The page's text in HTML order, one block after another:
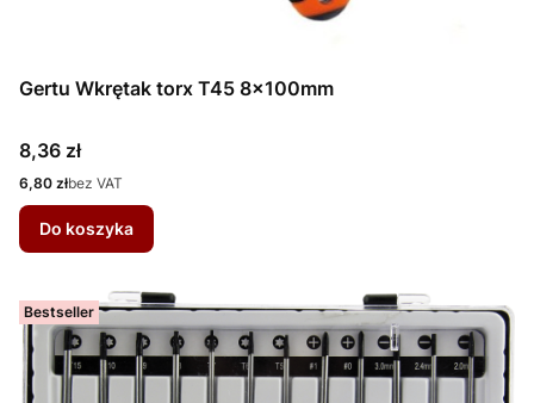
Gertu Wkrętak torx T45 8x100mm
Cena
8,36 zł
Cena
6,80 złbez VAT
Do koszyka
Bestseller